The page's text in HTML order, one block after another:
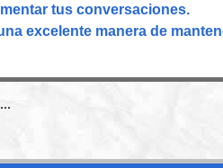
tus conversaciones.
excelente manera de